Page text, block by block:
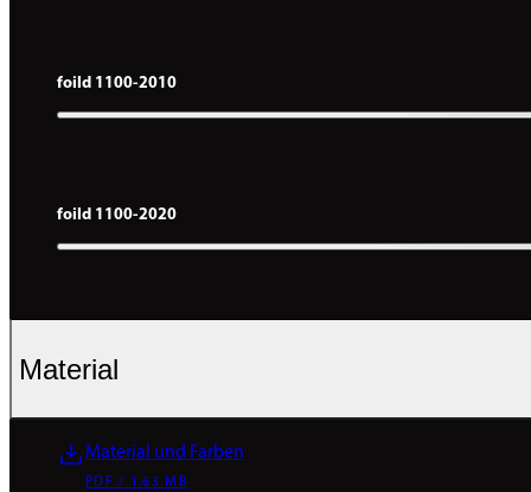
foild 1100-2010
foild 1100-2020
Material
Material und Farben
PDF / 1.63 MB